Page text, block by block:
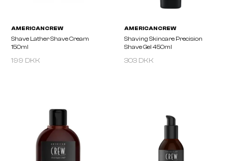
Shave Lather Shave Cream
199 DKK 303 DKK